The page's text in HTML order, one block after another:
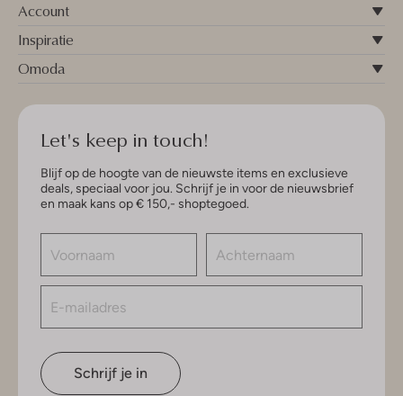
Account
Inspiratie
Omoda
Let's keep in touch!
Blijf op de hoogte van de nieuwste items en exclusieve
deals, speciaal voor jou. Schrijf je in voor de nieuwsbrief
en maak kans op € 150,- shoptegoed.
Schrijf je in